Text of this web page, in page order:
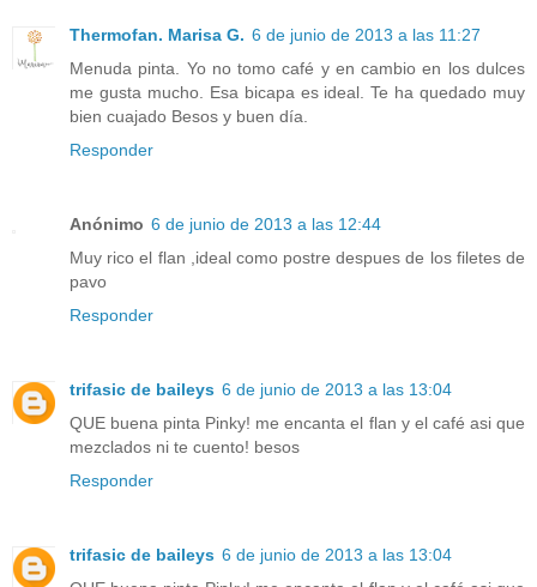
Thermofan. Marisa G. 6 de junio de 2013 a las 11:27
Menuda pinta. Yo no tomo café y en cambio en los dulces
me gusta mucho. Esa bicapa es ideal. Te ha quedado muy
bien cuajado Besos y buen día.
Responder
Anónimo 6 de junio de 2013 a las 12:44
Muy rico el flan ,ideal como postre despues de los filetes de
pavo
Responder
trifasic de baileys 6 de junio de 2013 a las 13:04
QUE buena pinta Pinky! me encanta el flan y el café asi que
mezclados ni te cuento! besos
Responder
trifasic de baileys 6 de junio de 2013 a las 13:04